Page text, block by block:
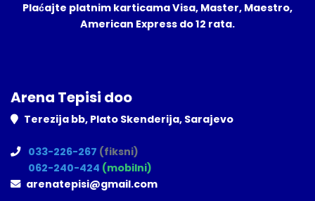
Plaćajte platnim karticama Visa, Master, Maestro,
American Express do 12 rata.
Arena Tepisi doo
Terezija bb, Plato Skenderija, Sarajevo
033-226-267 (fiksni)
062-240-424 (mobilni)
arenatepisi@gmail.com